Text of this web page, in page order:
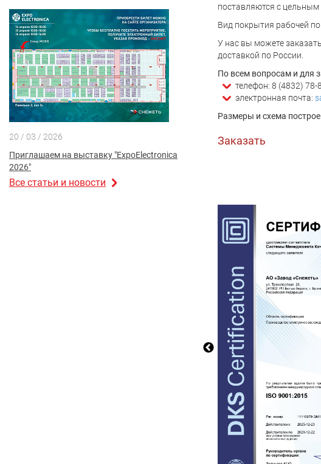
20 / 03 / 2026
Приглашаем на выставку "ExpoElectronica
2026"
Все статьи и новости
поставляются с цельным
Вид покрытия рабочей
У нас вы можете
доставкой по России.
По всем вопросам и для
телефон: 8 (4832) 78-
электронная почта:
Размеры и схема
Заказать